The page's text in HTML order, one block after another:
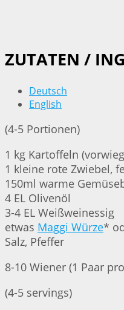
ZUTATEN /
Deutsch
English
(4-5 Portionen)
1 kg Kartoffeln
1 kleine rote Zwiebel,
150ml warme
4 EL Olivenöl
3-4 EL Weißweinessig
etwas Maggi Würze*
Salz, Pfeffer
8-10 Wiener (1 Paar
(4-5 servings)